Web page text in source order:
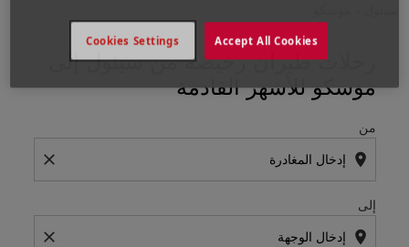
رحلات طيران رخيصة من سيئول إلى
موسكو للأشهر القادمة
من
location_on
close
إلى
location_on
close
حاول تحديث الرحلة (مغادرة و/أو وجهة) أو التفاعل مع
Accept All Cookies
Cookies Settings